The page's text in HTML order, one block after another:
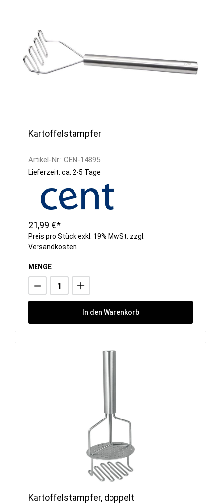
Kartoffelstampfer
Artikel-Nr.: CEN-14895
Lieferzeit: ca. 2-5 Tage
21,99 €*
Preis pro Stück exkl. 19% MwSt. zzgl.
Versandkosten
MENGE
In den Warenkorb
Kartoffelstampfer, doppelt